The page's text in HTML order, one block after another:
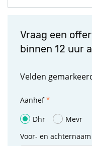
Vraag een
binnen 12 uur
Velden
Aanhef
Dhr
Mevr
Voor- en achternaam